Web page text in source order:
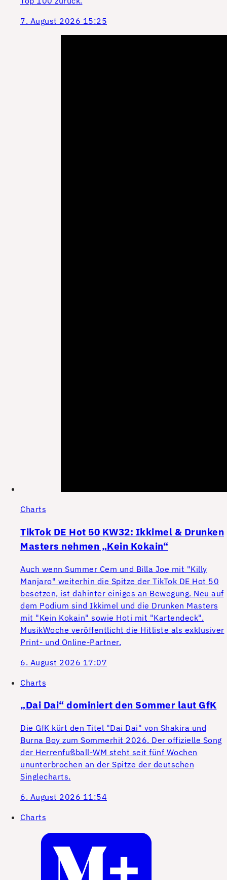
7. August 2026 15:25
Charts
TikTok DE Hot 50 KW32: Ikkimel & Drunken
Masters nehmen „Kein Kokain“
Auch wenn Summer Cem und Billa Joe mit "Killy
Manjaro" weiterhin die Spitze der TikTok DE Hot 50
besetzen, ist dahinter einiges an Bewegung. Neu auf
dem Podium sind Ikkimel und die Drunken Masters
mit "Kein Kokain" sowie Hoti mit "Kartendeck".
MusikWoche veröffentlicht die Hitliste als exklusiver
Print- und Online-Partner.
6. August 2026 17:07
Charts
„Dai Dai“ dominiert den Sommer laut GfK
Die GfK kürt den Titel "Dai Dai" von Shakira und
Burna Boy zum Sommerhit 2026. Der offizielle Song
der Herrenfußball-WM steht seit fünf Wochen
ununterbrochen an der Spitze der deutschen
Singlecharts.
6. August 2026 11:54
Charts